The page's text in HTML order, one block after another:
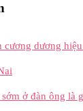
cương dương
ở đàn ông là